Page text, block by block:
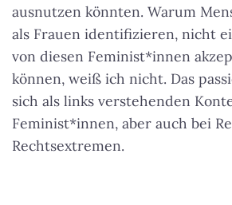
ausnutzen könnten. Warum
als Frauen identifizieren, nicht
von diesen Feminist*innen
können, weiß ich nicht. Das
sich als links verstehenden
Feminist*innen, aber auch bei
Rechtsextremen.